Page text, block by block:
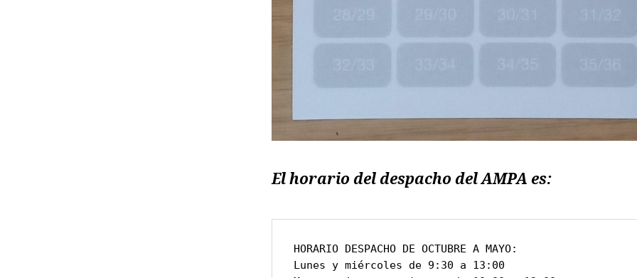
El horario del despacho del AMPA es:
HORARIO DESPACHO DE OCTUBRE A MAYO:
Lunes y miércoles de 9:30 a 13:00